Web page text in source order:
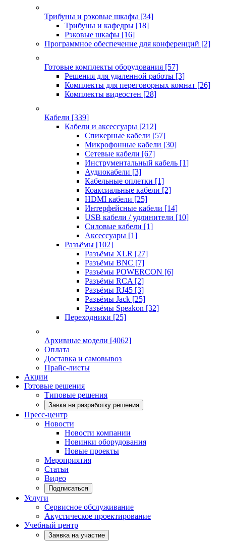
Трибуны и рэковые шкафы [34]
Трибуны и кафедры [18]
Рэковые шкафы [16]
Программное обеспечение для конференций [2]
Готовые комплекты оборудования [57]
Решения для удаленной работы [3]
Комплекты для переговорных комнат [26]
Комплекты видеостен [28]
Кабели [339]
Кабели и аксессуары [212]
Спикерные кабели [57]
Микрофонные кабели [30]
Сетевые кабели [67]
Инструментальный кабель [1]
Аудиокабели [3]
Кабельные оплетки [1]
Коаксиальные кабели [2]
HDMI кабели [25]
Интерфейсные кабели [14]
USB кабели / удлинители [10]
Силовые кабели [1]
Аксессуары [1]
Разъёмы [102]
Разъёмы XLR [27]
Разъёмы BNC [7]
Разъёмы POWERCON [6]
Разъёмы RCA [2]
Разъёмы RJ45 [3]
Разъёмы Jack [25]
Разъёмы Speakon [32]
Переходники [25]
Архивные модели [4062]
Оплата
Доставка и самовывоз
Прайс-листы
Акции
Готовые решения
Типовые решения
Завка на разработку решения
Пресс-центр
Новости
Новости компании
Новинки оборудования
Новые проекты
Мероприятия
Статьи
Видео
Подписаться
Услуги
Сервисное обслуживание
Акустическое проектирование
Учебный центр
Заявка на участие